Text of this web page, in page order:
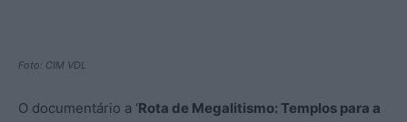
Foto: CIM VDL
O documentário a ‘Rota de Megalitismo: Templos para a